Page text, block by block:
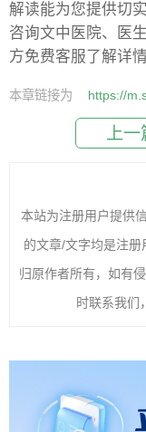
解读能为您提供切
咨询文中医院、医
方免费客服了解详情
本章链接为 https://
上一
本站为注册用户提供
的文章/文字均是注
归原作者所有，如有
时联系我们